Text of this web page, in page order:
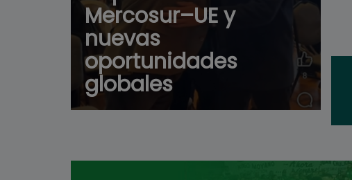
Mercosur–UE y
nuevas
oportunidades
globales